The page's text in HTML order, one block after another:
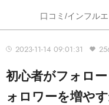
口コミ/インフル
2023-11-14 09:01:31
初心者がフォロ
ォロワーを増や